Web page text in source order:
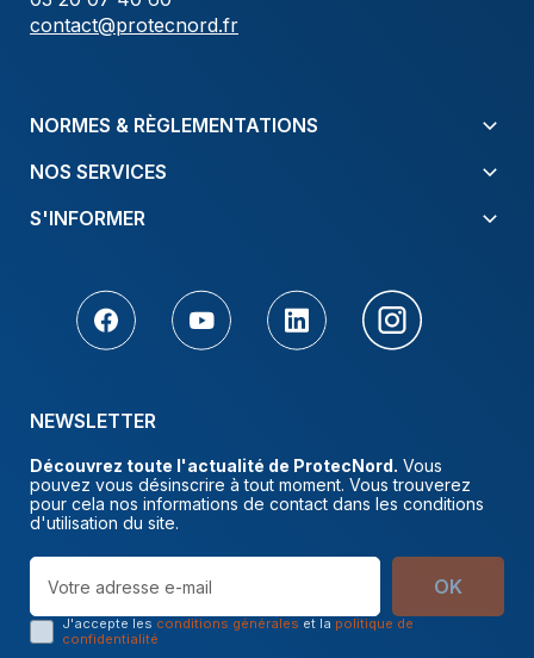
contact@protecnord.fr
NORMES & RÈGLEMENTATIONS
NOS SERVICES
S'INFORMER
NEWSLETTER
Découvrez toute l'actualité de ProtecNord. Vous
pouvez vous désinscrire à tout moment. Vous trouverez
pour cela nos informations de contact dans les conditions
d'utilisation du site.
OK
J'accepte les conditions générales et la politique de
confidentialité